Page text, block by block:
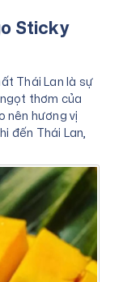
Sticky
Thái Lan là sự
thơm của
nên hương vị
đến Thái Lan,